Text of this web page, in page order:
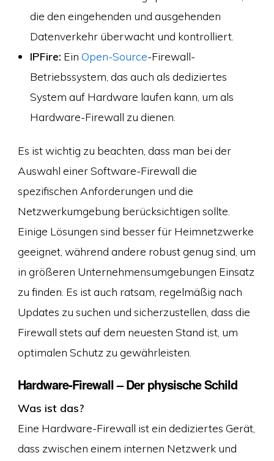
die den eingehenden und ausgehenden
Datenverkehr überwacht und kontrolliert.
IPFire: Ein Open-Source-Firewall-
Betriebssystem, das auch als dediziertes
System auf Hardware laufen kann, um als
Hardware-Firewall zu dienen.
Es ist wichtig zu beachten, dass man bei der
Auswahl einer Software-Firewall die
spezifischen Anforderungen und die
Netzwerkumgebung berücksichtigen sollte.
Einige Lösungen sind besser für Heimnetzwerke
geeignet, während andere robust genug sind, um
in größeren Unternehmensumgebungen Einsatz
zu finden. Es ist auch ratsam, regelmäßig nach
Updates zu suchen und sicherzustellen, dass die
Firewall stets auf dem neuesten Stand ist, um
optimalen Schutz zu gewährleisten.
Hardware-Firewall – Der physische Schild
Was ist das?
Eine Hardware-Firewall ist ein dediziertes Gerät,
dass zwischen einem internen Netzwerk und